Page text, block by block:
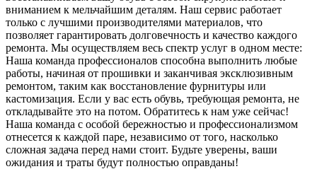
вниманием к мельчайшим деталям. Наш сервис работает
только с лучшими производителями материалов, что
позволяет гарантировать долговечность и качество каждого
ремонта. Мы осуществляем весь спектр услуг в одном месте:
Наша команда профессионалов способна выполнить любые
работы, начиная от прошивки и заканчивая эксклюзивным
ремонтом, таким как восстановление фурнитуры или
кастомизация. Если у вас есть обувь, требующая ремонта, не
откладывайте это на потом. Обратитесь к нам уже сейчас!
Наша команда с особой бережностью и профессионализмом
отнесется к каждой паре, независимо от того, насколько
сложная задача перед нами стоит. Будьте уверены, ваши
ожидания и траты будут полностью оправданы!